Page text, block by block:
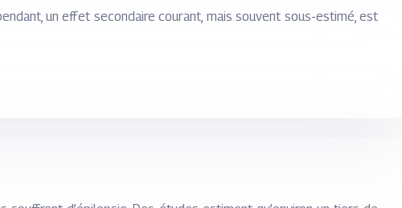
un effet secondaire courant, mais souvent sous-estimé, est